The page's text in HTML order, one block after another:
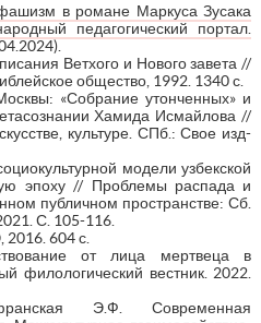
в романе Маркуса Зусака
педагогический портал.
Ветхого и Нового завета //
общество, 1992. 1340 с.
«Собрание утонченных» и
Хамида Исмайлова //
культуре. СПб.: Свое изд-
модели узбекской
эпоху // Проблемы распада и
публичном пространстве: Сб.
С. 105-116.
604 с.
от лица мертвеца в
филологический вестник. 2022.
Э.Ф. Современная